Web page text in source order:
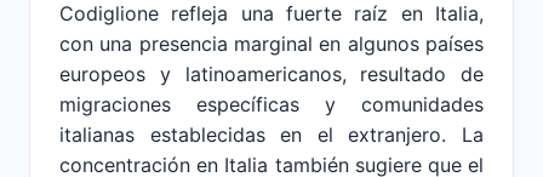
Codiglione refleja una fuerte raíz en Italia,
con una presencia marginal en algunos países
europeos y latinoamericanos, resultado de
migraciones específicas y comunidades
italianas establecidas en el extranjero. La
concentración en Italia también sugiere que el